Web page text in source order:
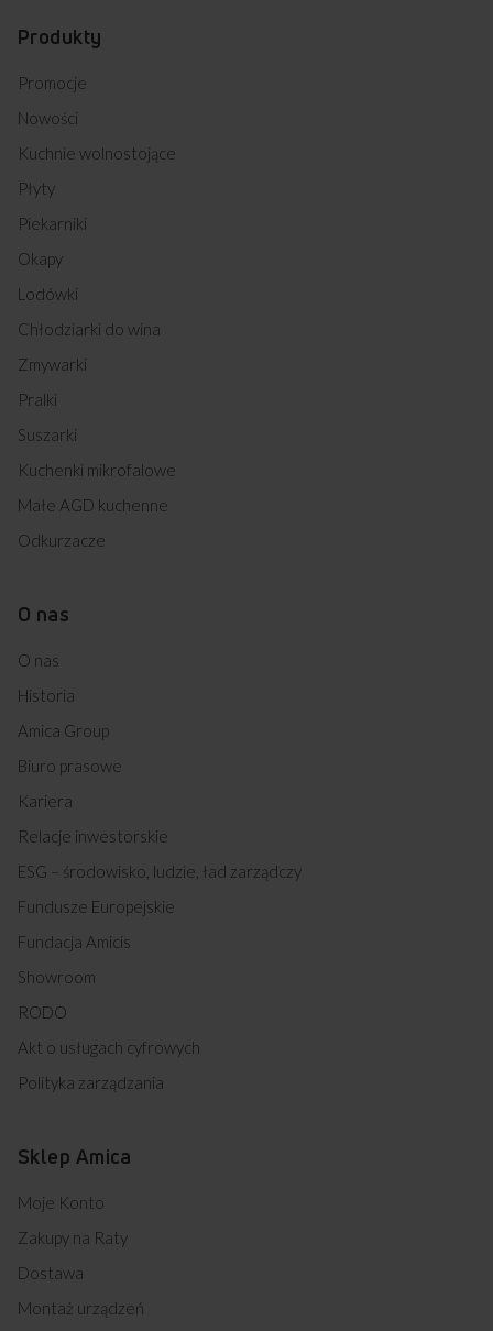
Produkty
Promocje
Nowości
Kuchnie wolnostojące
Płyty
Piekarniki
Okapy
Lodówki
Chłodziarki do wina
Zmywarki
Pralki
Suszarki
Kuchenki mikrofalowe
Małe AGD kuchenne
Odkurzacze
O nas
O nas
Historia
Amica Group
Biuro prasowe
Kariera
Relacje inwestorskie
ESG – środowisko, ludzie, ład zarządczy
Fundusze Europejskie
Fundacja Amicis
Showroom
RODO
Akt o usługach cyfrowych
Polityka zarządzania
Sklep Amica
Moje Konto
Zakupy na Raty
Dostawa
Montaż urządzeń